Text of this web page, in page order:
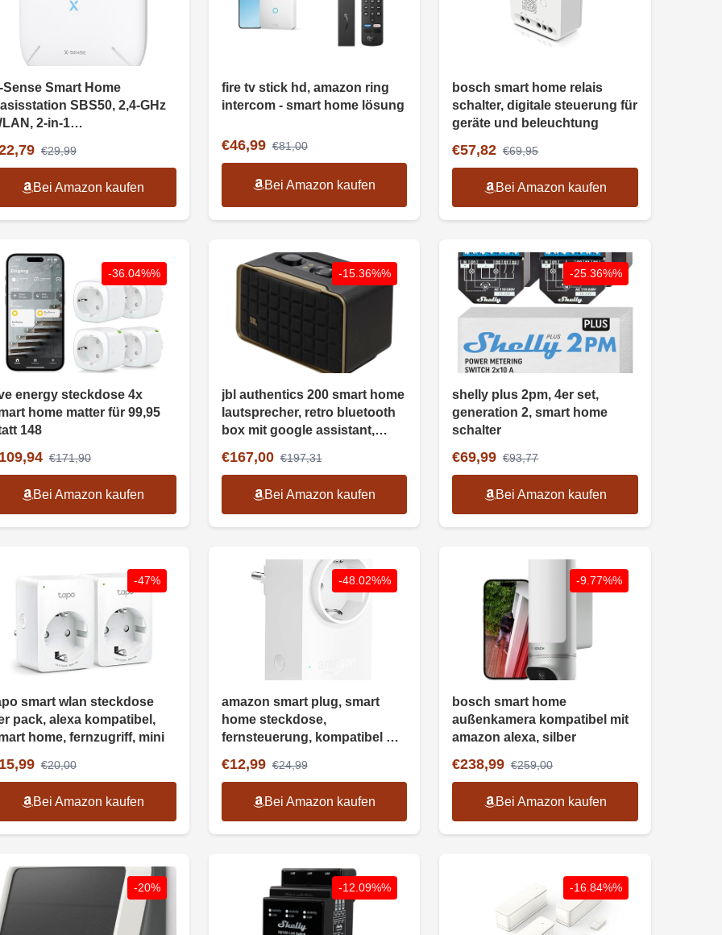
Sense Smart Home
SBS50, 2,4-GHz
2-in-1
€29,99
Bei Amazon kaufen
fire tv stick hd, amazon ring
intercom - smart home lösung
€46,99 €81,00
Bei Amazon kaufen
bosch smart home relais
schalter, digitale steuerung für
geräte und beleuchtung
€57,82 €69,95
Bei Amazon kaufen
-36.04%%
energy steckdose 4x
home matter für 99,95
148
€171,90
Bei Amazon kaufen
-15.36%%
jbl authentics 200 smart home
lautsprecher, retro bluetooth
box mit google assistant,
€167,00 €197,31
Bei Amazon kaufen
-25.36%%
shelly plus 2pm, 4er set,
generation 2, smart home
schalter
€69,99 €93,77
Bei Amazon kaufen
-47%
smart wlan steckdose
pack, alexa kompatibel,
home, fernzugriff, mini
€20,00
Bei Amazon kaufen
-48.02%%
amazon smart plug, smart
home steckdose,
fernsteuerung, kompatibel mit
€12,99 €24,99
Bei Amazon kaufen
-9.77%%
bosch smart home
außenkamera kompatibel mit
amazon alexa, silber
€238,99 €259,00
Bei Amazon kaufen
-20% -12.09%% -16.84%%